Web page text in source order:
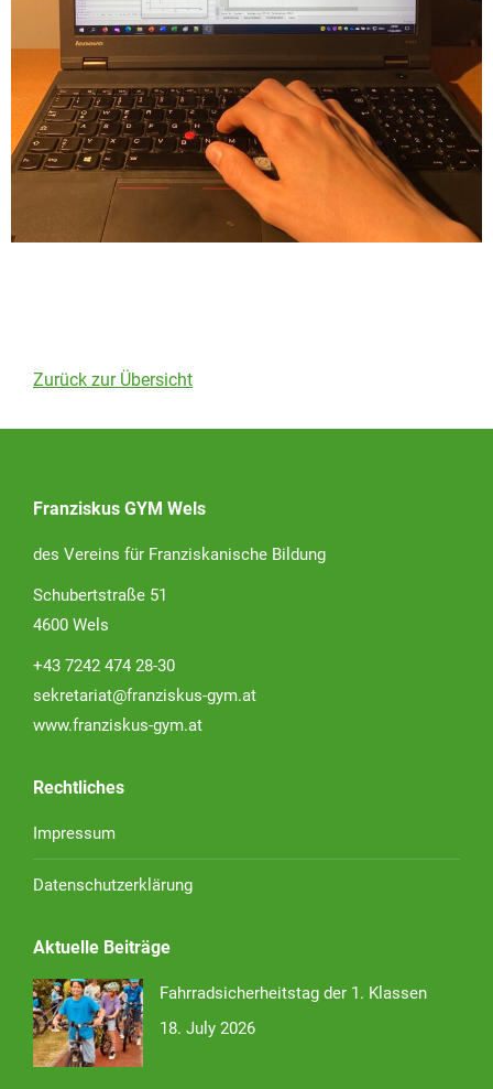
Zurück zur Übersicht
Franziskus GYM Wels
des Vereins für Franziskanische Bildung
Schubertstraße 51
4600 Wels
+43 7242 474 28-30
sekretariat@franziskus-gym.at
www.franziskus-gym.at
Rechtliches
Impressum
Datenschutzerklärung
Aktuelle Beiträge
Fahrradsicherheitstag der 1. Klassen
18. July 2026